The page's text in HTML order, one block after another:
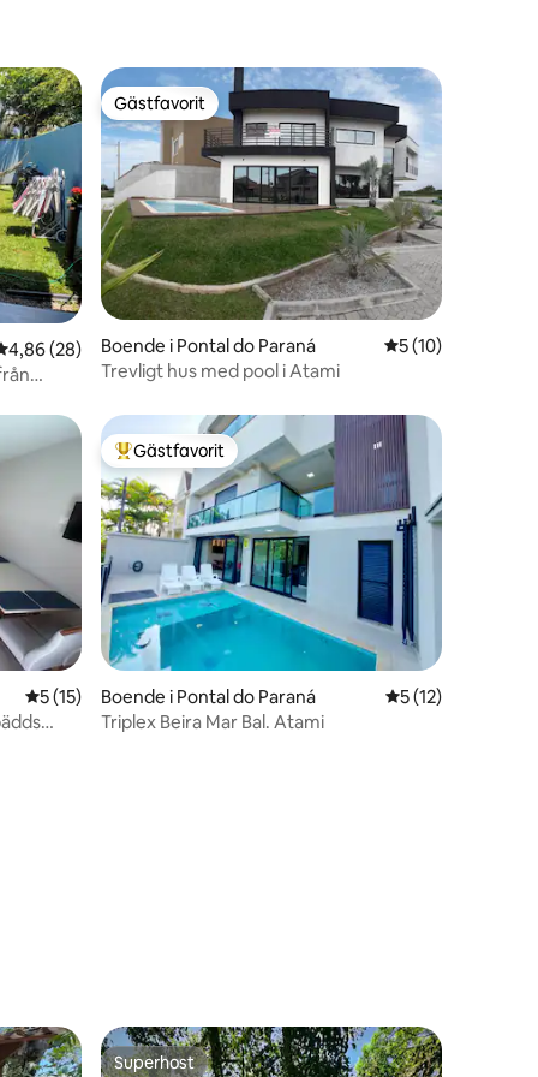
av 5 i genomsnittligt betyg, 28 omdömen
4,86 (28)
Gästfavorit
Gästfavorit
Boende i Pontal do Paraná 5 av 5 i
5 (10)
Trevligt hus med pool i Atami
5 av 5 i genomsnittligt betyg, 15 omdömen
5 (15)
Populär gästfavorit
Gästfavorit
Boende i Pontal do Paraná 5 av 5 i
5 (12)
Triplex Beira Mar Bal. Atami
Superhost
Superhost